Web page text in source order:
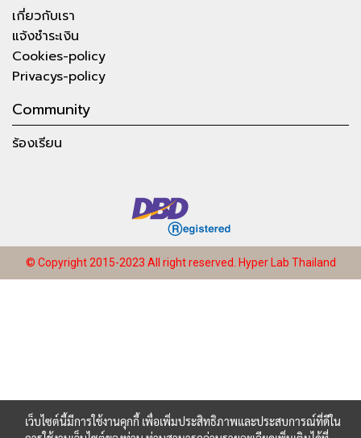
เกี่ยวกับเรา
แจ้งชำระเงิน
Cookies-policy
Privacys-policy
Community
ร้องเรียน
© Copyright 2015-2023 All right reserved. Hyper Lab Thailand
เว็บไซต์นี้มีการใช้งานคุกกี้ เพื่อเพิ่มประสิทธิภาพและประสบการณ์ที่ดีใน